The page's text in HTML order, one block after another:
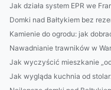
Jak działa system EPR we
Domki nad Bałtykiem bez
Kamienie do ogrodu: jak
Nawadnianie trawników w
Jak wyczyścić mieszkanie
Jak wygląda kuchnia od